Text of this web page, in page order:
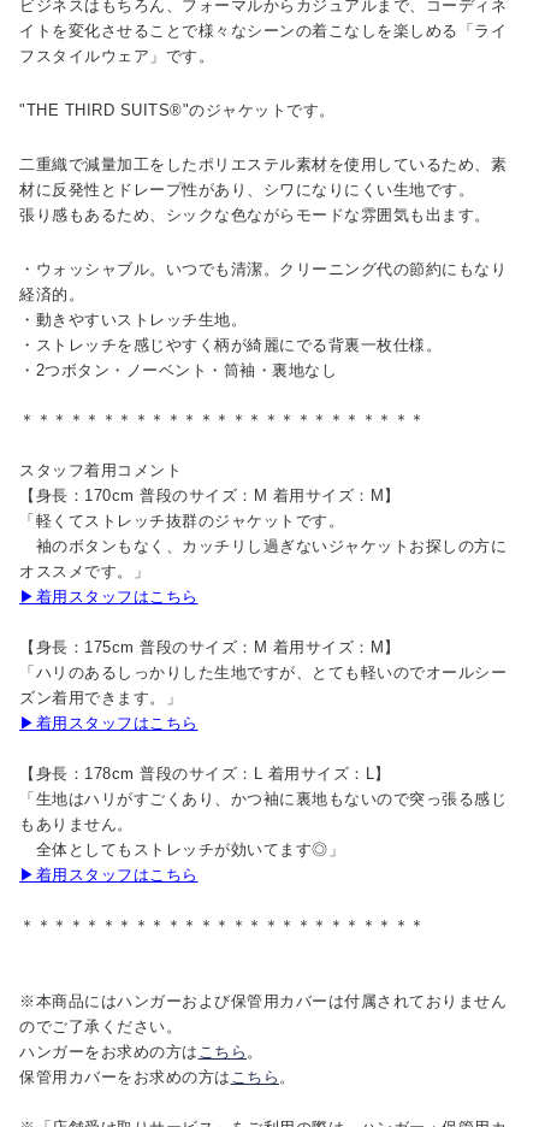
ビジネスはもちろん、フォーマルからカジュアルまで、コーディネ
イトを変化させることで様々なシーンの着こなしを楽しめる「ライ
フスタイルウェア」です。
"THE THIRD SUITS®"のジャケットです。
二重織で減量加工をしたポリエステル素材を使用しているため、素
材に反発性とドレープ性があり、シワになりにくい生地です。
張り感もあるため、シックな色ながらモードな雰囲気も出ます。
・ウォッシャブル。いつでも清潔。クリーニング代の節約にもなり
経済的。
・動きやすいストレッチ生地。
・ストレッチを感じやすく柄が綺麗にでる背裏一枚仕様。
・2つボタン・ノーベント・筒袖・裏地なし
＊＊＊＊＊＊＊＊＊＊＊＊＊＊＊＊＊＊＊＊＊＊＊＊＊
スタッフ着用コメント
【身長：170cm 普段のサイズ：M 着用サイズ：M】
「軽くてストレッチ抜群のジャケットです。
袖のボタンもなく、カッチリし過ぎないジャケットお探しの方に
オススメです。」
▶着用スタッフはこちら
【身長：175cm 普段のサイズ：M 着用サイズ：M】
「ハリのあるしっかりした生地ですが、とても軽いのでオールシー
ズン着用できます。」
▶着用スタッフはこちら
【身長：178cm 普段のサイズ：L 着用サイズ：L】
「生地はハリがすごくあり、かつ袖に裏地もないので突っ張る感じ
もありません。
全体としてもストレッチが効いてます◎」
▶着用スタッフはこちら
＊＊＊＊＊＊＊＊＊＊＊＊＊＊＊＊＊＊＊＊＊＊＊＊＊
※本商品にはハンガーおよび保管用カバーは付属されておりません
のでご了承ください。
ハンガーをお求めの方は こちら 。
保管用カバーをお求めの方は こちら 。